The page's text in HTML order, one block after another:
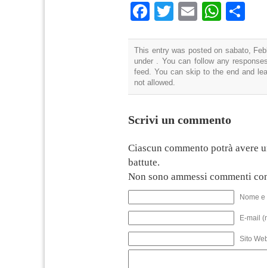
Facebook
TwitterEmail
This entry was posted on sabato,
under . You can follow any
feed. You can skip to the end and
not allowed.
Scrivi un commento
Ciascun commento potrà avere
battute.
Non sono ammessi commenti
Nome
E-mail
Sito